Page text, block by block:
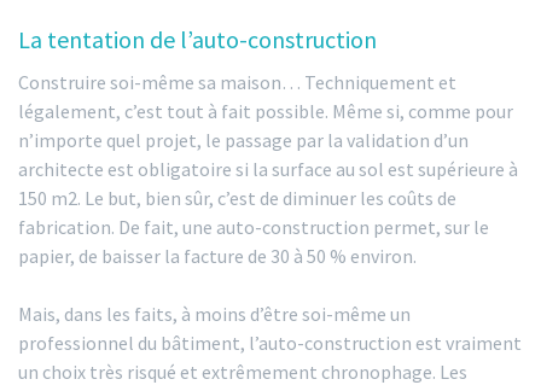
La tentation de l’auto-construction
Construire soi-même sa maison… Techniquement et
légalement, c’est tout à fait possible. Même si, comme pour
n’importe quel projet, le passage par la validation d’un
architecte est obligatoire si la surface au sol est supérieure à
150 m2. Le but, bien sûr, c’est de diminuer les coûts de
fabrication. De fait, une auto-construction permet, sur le
papier, de baisser la facture de 30 à 50 % environ.
Mais, dans les faits, à moins d’être soi-même un
professionnel du bâtiment, l’auto-construction est vraiment
un choix très risqué et extrêmement chronophage. Les